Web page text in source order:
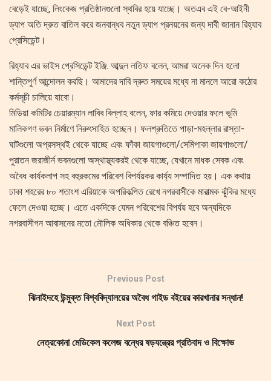
বেড়েই যাচ্ছে, লিংকেজ প্রতিষ্ঠানগুলো স্থবির হয়ে যাচ্ছে। অতএব এই বে-আইনী
ড্যাপ অতি দ্রুত বাতিল করে জনবান্ধব নতুন ড্যাপ প্রনয়নের জন্য দাবী জানান রিহ্যাব
প্রেসিডেন্ট।
রিহ্যাব এর ভাইস প্রেসিডেন্ট ইঞ্জি. আব্দুল লতিফ বলেন, আমরা অনেক দিন হলো
শান্তিপুর্ণ আন্দোলন করছি। আমাদের দাবি দ্রুত সময়ের মধ্যে না মানলে আরো কঠোর
কর্মসূচী চালিয়ে যাবো।
মিডিয়া কমিটির চেয়ারম্যান লাবিব বিল্লাহ বলেন, ফার কমিয়ে দেওয়ার ফলে ভূমি
মালিকগণ ভবন নির্মাণে নিরুৎসাহিত হচ্ছেন। ফলশ্রুতিতে পাড়া-মহল্লার রাস্তা-
ঘাটগুলো অপ্রসস্থই থেকে যাচ্ছে এবং ফাঁকা জায়গাগুলো/সেমিপাকা জায়গাগুলো/
পুরাতন জরাজীর্ন ভবনগুলো অস্থাস্থ্যকরই থেকে যাচ্ছে, যেখানে মাধক সেবক এবং
অবৈধ কার্যকলাপ সহ বহুরকমের পরিবেশ বিপর্যয়কর কার্য্য সম্পাদিত হয়। এক কথায়
ঢাকা শহরের ৮০ শতাংশ এরিয়াকে অপরিকল্পিত রেখে নগরবাসীকে মারাত্মক ঝুঁকির মধ্যে
ফেলে দেওয়া হচ্ছে। এতে একদিকে যেমন পরিবেশের বিপর্যয় হবে অন্যদিকে
নগরবাসীগন আবাসনের মতো মৌলিক অধিকার থেকে বঞ্চিত হবেন।
Previous Post
ঝিনাইদহে উন্মুক্ত বিশ্ববিদ্যালয়ের অবৈধ গাইড বইয়ের কারখানার সন্ধান!
Next Post
নেত্রকোনা মেডিকেল কলেজ বন্ধের ষড়যন্ত্রের প্রতিবাদ ও বিক্ষোভ